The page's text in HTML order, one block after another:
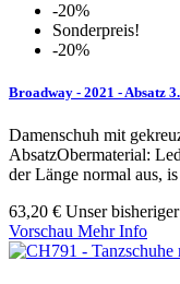
-20%
Sonderpreis!
-20%
Broadway - 2021 - Absatz
Damenschuh mit
AbsatzObermaterial:
der Länge normal aus,
63,20 € Unser
Vorschau Mehr Info